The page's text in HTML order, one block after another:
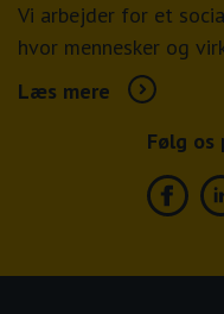
Vi arbejder for et
hvor mennesker og
Læs mere
Følg os